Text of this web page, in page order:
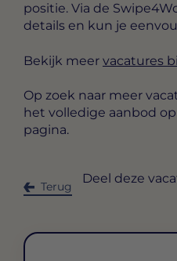
positie. Via de
details en kun je
Bekijk meer vacatures
Op zoek naar meer
het volledige aanbod
pagina.
Terug
Deel deze